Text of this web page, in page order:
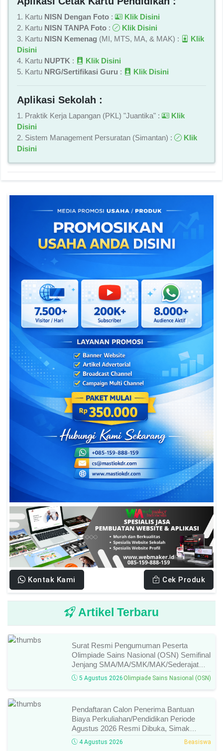
1. Kartu NISN Dengan Foto :
Klik Disini
2. Kartu NISN TANPA Foto :
Klik Disini
3. Kartu NISN Kemenag (MI, MTS, MA, & MAK) :
Klik
Disini
4. Kartu NUPTK :
Klik Disini
5. Kartu NRG/Sertifikasi Guru : Klik Disini
Aplikasi Sekolah :
1. Praktik Kerja Lapangan (PKL) "Juantika" :
Klik
Disini
2. Sistem Management Persuratan (Simantan) :
Klik
Disini
Kontak Kami Cek Produk
Artikel Terbaru
Surat Resmi Pengumuman Peserta
Olimpiade Sains Nasional (OSN) Semifinal
Jenjang SMA/MA/SMK/MAK/Sederajat
Tahun 2026, Cek Daftar Nama Lolos,
Bidang Lomba, Dan Jadwal Selanjutnya!
5 Agustus 2026 Olimpiade Sains Nasional (OSN)
Pendaftaran Calon Penerima Bantuan
Biaya Perkuliahan/Pendidikan Periode
Agustus 2026 Resmi Dibuka, Simak
Syarat Dan Jadwal Lengkapnya
4 Agustus 2026 Beasiswa